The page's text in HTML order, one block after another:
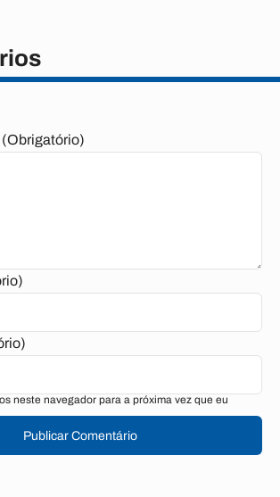
neste navegador para a próxima vez que eu
Publicar Comentário